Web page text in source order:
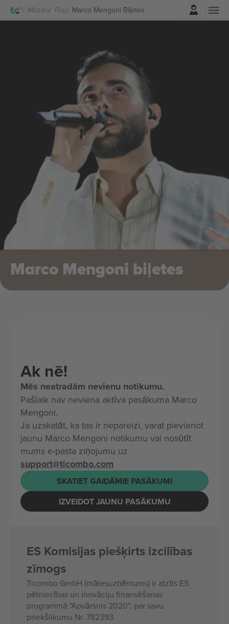
Mūzika Pop Marco Mengoni Biļetes
Pierakstīties
Marco Mengoni biļetes
Ak nē!
Mēs neatradām nevienu notikumu.
Pašlaik nav neviena aktīva pasākuma Marco
Mengoni.
Ja uzskatāt, ka tas ir nepareizi, varat pievienot
jaunu Marco Mengoni notikumu vai nosūtīt
mums e-pasta ziņojumu uz
support@ticombo.com
SKATIET GAIDĀMIE PASĀKUMI
IZVEIDOT JAUNU PASĀKUMU
ES Komisijas piešķirts izcilības
zīmogs
Ticombo GmbH (mātesuzņēmums) ir atzīts ES
pētniecības un inovāciju finansēšanas
programmā "Apvārsnis 2020", par savu
priekšlikumu Nr. 782393.